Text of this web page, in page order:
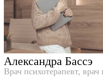
Александра Бассэ
Врач психотерапевт,